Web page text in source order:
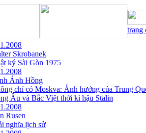
trang
Skrobanek
ký Sài Gòn 1975
Ánh Hồng
chỉ có Moskva: Ảnh hưởng của Trung
Âu và Bắc Việt thời kì hậu Stalin
Rusen
nghĩa lịch sử